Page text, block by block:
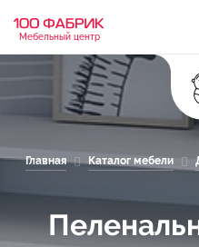
Мебельный центр
Главная Каталог мебели